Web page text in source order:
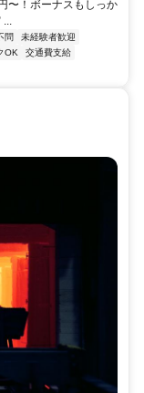
〜！ボーナスもしっか
...
問
未経験者歓迎
OK
交通費支給